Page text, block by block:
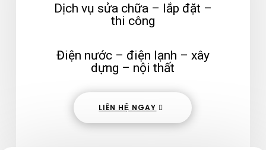
Dịch vụ sửa chữa – lắp đặt –
thi công
Điện nước – điện lạnh – xây
dựng – nội thất
LIÊN HỆ NGAY